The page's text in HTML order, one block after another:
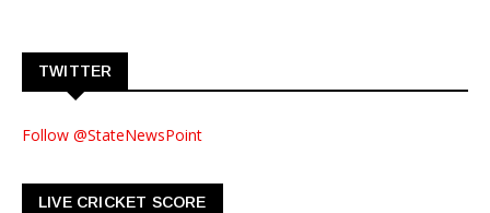
TWITTER
Follow @StateNewsPoint
LIVE CRICKET SCORE